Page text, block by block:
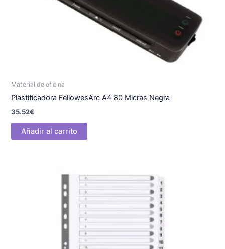
Material de oficina
Plastificadora FellowesArc A4 80 Micras Negra
35.52€
Añadir al carrito